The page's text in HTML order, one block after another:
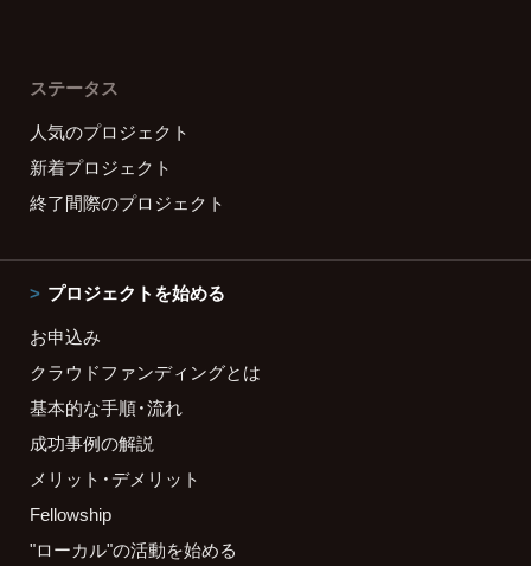
ステータス
人気のプロジェクト
新着プロジェクト
終了間際のプロジェクト
プロジェクトを始める
お申込み
クラウドファンディングとは
基本的な手順・流れ
成功事例の解説
メリット・デメリット
Fellowship
"ローカル"の活動を始める